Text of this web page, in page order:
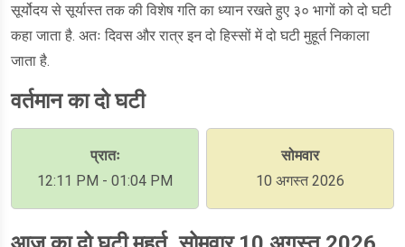
सूर्योदय से सूर्यास्त तक की विशेष गति का ध्यान रखते हुए ३० भागों को दो घटी
कहा जाता है. अतः दिवस और रात्र इन दो हिस्सों में दो घटी मुहूर्त निकाला
जाता है.
वर्तमान का दो घटी
प्रातः
12:11 PM - 01:04 PM
सोमवार
10 अगस्त 2026